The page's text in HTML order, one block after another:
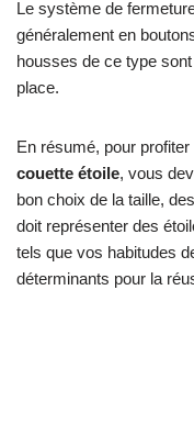
Le système de
généralement en
housses de ce type
place.
En résumé, pour
couette étoile, vous
bon choix de la taille,
doit représenter des
tels que vos habitudes
déterminants pour la